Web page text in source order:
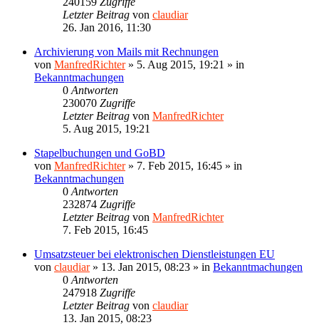
Letzter Beitrag von claudiar
26. Jan 2016, 11:30
Archivierung von Mails mit Rechnungen
von ManfredRichter» 5. Aug 2015, 19:21 » in
Bekanntmachungen
0 Antworten
230070 Zugriffe
Letzter Beitrag von ManfredRichter
5. Aug 2015, 19:21
Stapelbuchungen und GoBD
von ManfredRichter» 7. Feb 2015, 16:45 » in
Bekanntmachungen
0 Antworten
232874 Zugriffe
Letzter Beitrag von ManfredRichter
7. Feb 2015, 16:45
Umsatzsteuer bei elektronischen Dienstleistungen EU
von claudiar» 13. Jan 2015, 08:23 » in Bekanntmachungen
0 Antworten
247918 Zugriffe
Letzter Beitrag von claudiar
13. Jan 2015, 08:23